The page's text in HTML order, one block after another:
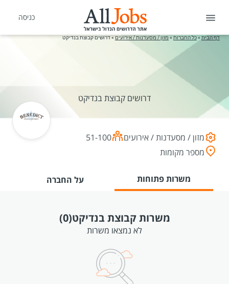
כניסה
דף הבית »כל החברות » מזון / מסעדנות / אירועים»דרושים קבוצת בנדיקט
דרושים קבוצת בנדיקט
מזון / מסעדנות / אירועים
51-100
מספר מקומות
משרות פתוחות על החברה
משרות קבוצת בנדיקט(0)
לא נמצאו משרות